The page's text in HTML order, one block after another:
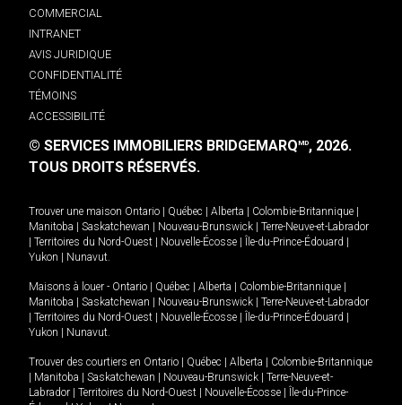
COMMERCIAL
INTRANET
AVIS JURIDIQUE
CONFIDENTIALITÉ
TÉMOINS
ACCESSIBILITÉ
© SERVICES IMMOBILIERS BRIDGEMARQMD, 2026.
TOUS DROITS RÉSERVÉS.
Trouver une maison Ontario | Québec | Alberta | Colombie-Britannique |
Manitoba | Saskatchewan | Nouveau-Brunswick | Terre-Neuve-et-Labrador
| Territoires du Nord-Ouest | Nouvelle-Écosse | Île-du-Prince-Édouard |
Yukon | Nunavut.
Maisons à louer - Ontario | Québec | Alberta | Colombie-Britannique |
Manitoba | Saskatchewan | Nouveau-Brunswick | Terre-Neuve-et-Labrador
| Territoires du Nord-Ouest | Nouvelle-Écosse | Île-du-Prince-Édouard |
Yukon | Nunavut.
Trouver des courtiers en Ontario | Québec | Alberta | Colombie-Britannique
| Manitoba | Saskatchewan | Nouveau-Brunswick | Terre-Neuve-et-
Labrador | Territoires du Nord-Ouest | Nouvelle-Écosse | Île-du-Prince-